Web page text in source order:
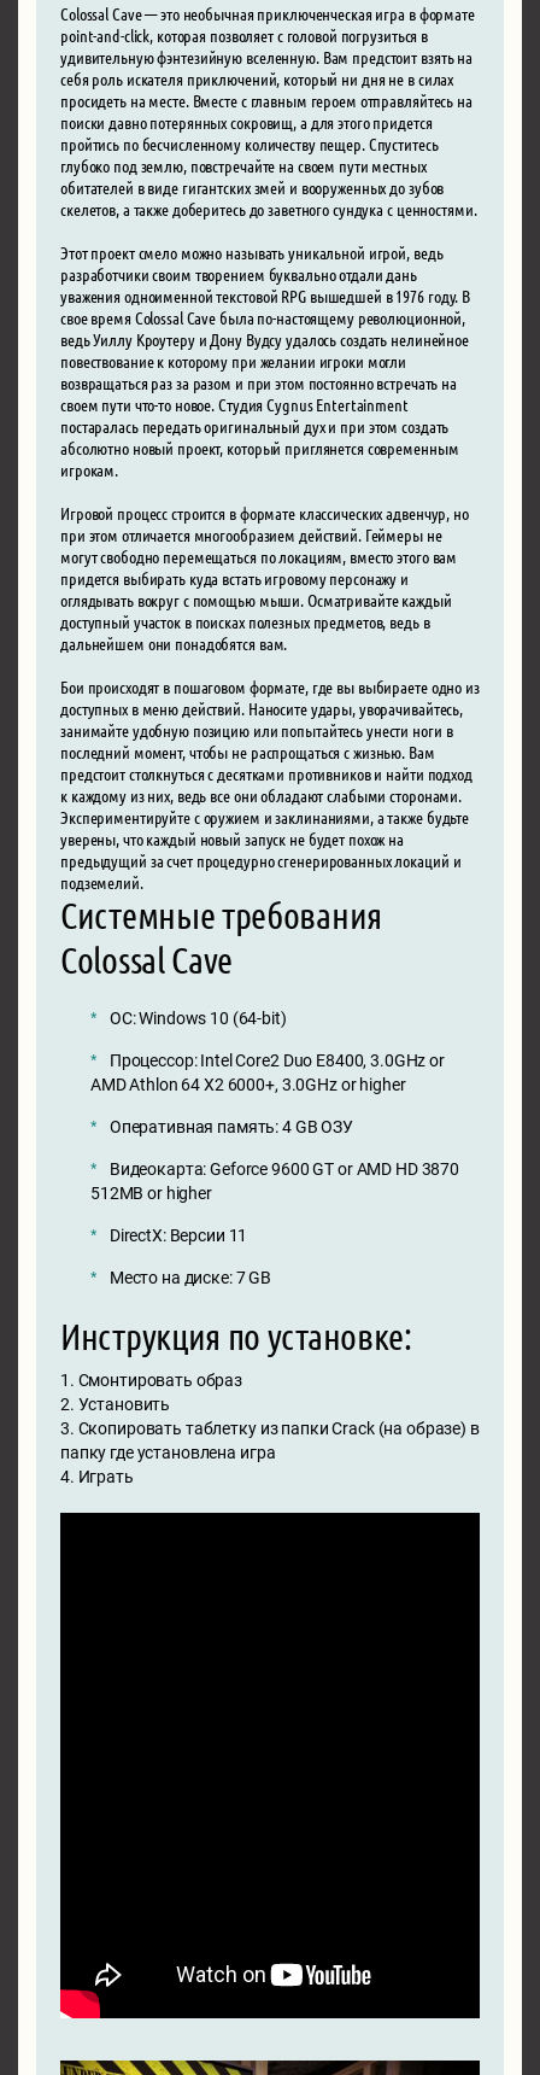
Colossal Cave — это необычная приключенческая игра в формате
point-and-click, которая позволяет с головой погрузиться в
удивительную фэнтезийную вселенную. Вам предстоит взять на
себя роль искателя приключений, который ни дня не в силах
просидеть на месте. Вместе с главным героем отправляйтесь на
поиски давно потерянных сокровищ, а для этого придется
пройтись по бесчисленному количеству пещер. Спуститесь
глубоко под землю, повстречайте на своем пути местных
обитателей в виде гигантских змей и вооруженных до зубов
скелетов, а также доберитесь до заветного сундука с ценностями.
Этот проект смело можно называть уникальной игрой, ведь
разработчики своим творением буквально отдали дань
уважения одноименной текстовой RPG вышедшей в 1976 году. В
свое время Colossal Cave была по-настоящему революционной,
ведь Уиллу Кроутеру и Дону Вудсу удалось создать нелинейное
повествование к которому при желании игроки могли
возвращаться раз за разом и при этом постоянно встречать на
своем пути что-то новое. Студия Cygnus Entertainment
постаралась передать оригинальный дух и при этом создать
абсолютно новый проект, который приглянется современным
игрокам.
Игровой процесс строится в формате классических адвенчур, но
при этом отличается многообразием действий. Геймеры не
могут свободно перемещаться по локациям, вместо этого вам
придется выбирать куда встать игровому персонажу и
оглядывать вокруг с помощью мыши. Осматривайте каждый
доступный участок в поисках полезных предметов, ведь в
дальнейшем они понадобятся вам.
Бои происходят в пошаговом формате, где вы выбираете одно из
доступных в меню действий. Наносите удары, уворачивайтесь,
занимайте удобную позицию или попытайтесь унести ноги в
последний момент, чтобы не распрощаться с жизнью. Вам
предстоит столкнуться с десятками противников и найти подход
к каждому из них, ведь все они обладают слабыми сторонами.
Экспериментируйте с оружием и заклинаниями, а также будьте
уверены, что каждый новый запуск не будет похож на
предыдущий за счет процедурно сгенерированных локаций и
подземелий.
Системные требования
Colossal Cave
ОС: Windows 10 (64-bit)
Процессор: Intel Core2 Duo E8400, 3.0GHz or
AMD Athlon 64 X2 6000+, 3.0GHz or higher
Оперативная память: 4 GB ОЗУ
Видеокарта: Geforce 9600 GT or AMD HD 3870
512MB or higher
DirectX: Версии 11
Место на диске: 7 GB
Инструкция по установке:
1. Смонтировать образ
2. Установить
3. Скопировать таблетку из папки Crack (на образе) в
папку где установлена игра
4. Играть